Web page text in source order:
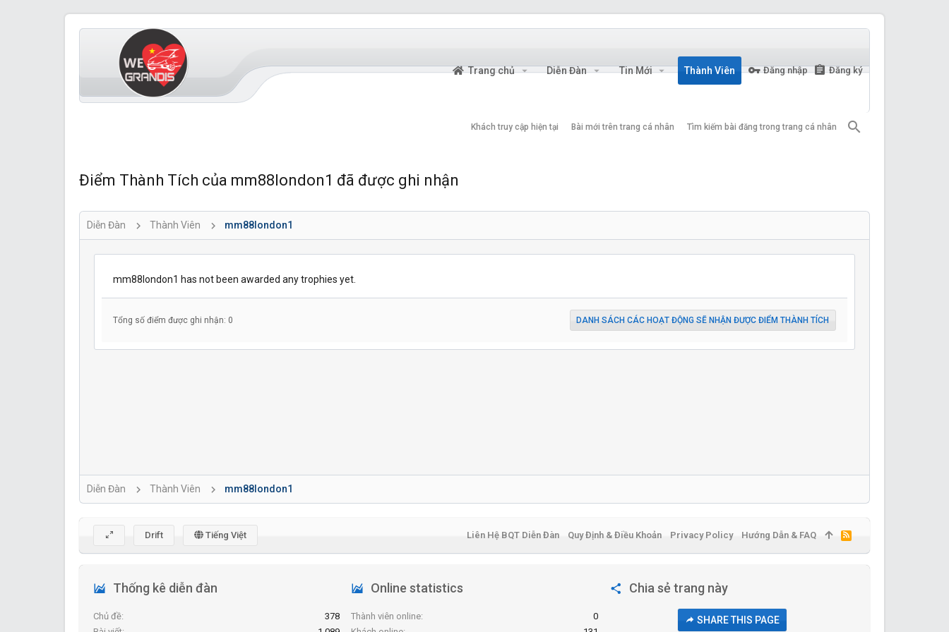
Trang chủ Diễn Đàn Tin Mới Thành Viên Đăng nhập Đăng ký
Khách truy cập hiện tại Bài mới trên trang cá nhân Tìm kiếm bài đăng trong trang cá nhân
Điểm Thành Tích của mm88london1 đã được ghi nhận
Diễn Đàn Thành Viên mm88london1
mm88london1 has not been awarded any trophies yet.
Tổng số điểm được ghi nhận: 0 DANH SÁCH CÁC HOẠT ĐỘNG SẼ NHẬN ĐƯỢC ĐIỂM THÀNH TÍCH
Diễn Đàn Thành Viên mm88london1
Thống kê diễn đàn
Chủ đề
378
Online statistics
Thành viên online
0
Chia sẻ trang này
SHARE THIS PAGE
Drift Tiếng Việt Liên Hệ BQT Diễn Đàn Quy Định & Điều Khoản Privacy Policy Hướng Dẫn & FAQ
R
S
S